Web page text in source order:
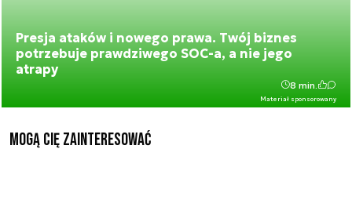
Presja ataków i nowego prawa. Twój biznes
potrzebuje prawdziwego SOC-a, a nie jego
atrapy
Materiał sponsorowany
8 min.
Mogą Cię zainteresować